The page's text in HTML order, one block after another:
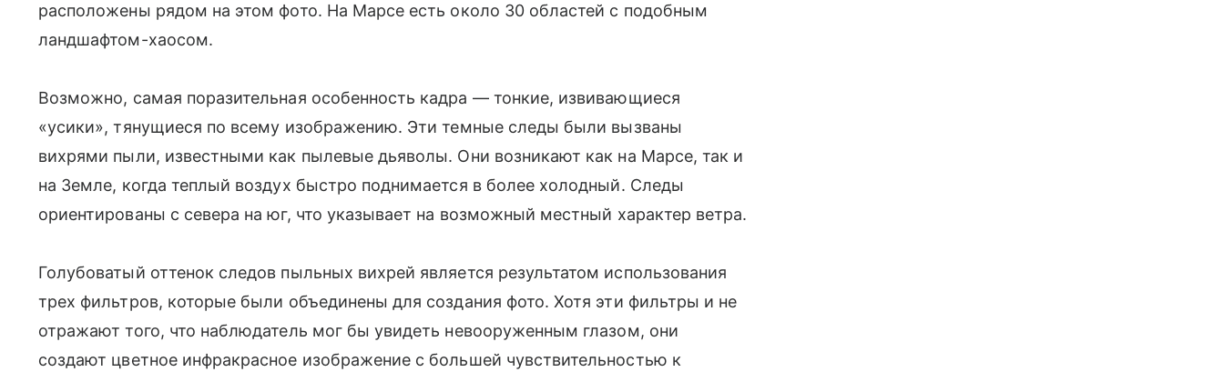
расположены рядом на этом фото. На Марсе есть около 30 областей с подобным
ландшафтом-хаосом.
Возможно, самая поразительная особенность кадра — тонкие, извивающиеся
«усики», тянущиеся по всему изображению. Эти темные следы были вызваны
вихрями пыли, известными как пылевые дьяволы. Они возникают как на Марсе, так и
на Земле, когда теплый воздух быстро поднимается в более холодный. Следы
ориентированы с севера на юг, что указывает на возможный местный характер ветра.
Голубоватый оттенок следов пыльных вихрей является результатом использования
трех фильтров, которые были объединены для создания фото. Хотя эти фильтры и не
отражают того, что наблюдатель мог бы увидеть невооруженным глазом, они
создают цветное инфракрасное изображение с большей чувствительностью к